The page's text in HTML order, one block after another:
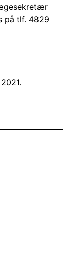
på tlf. 4829